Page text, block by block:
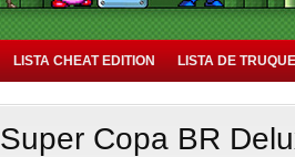
LISTA CHEAT EDITION LISTA DE
Super Copa BR